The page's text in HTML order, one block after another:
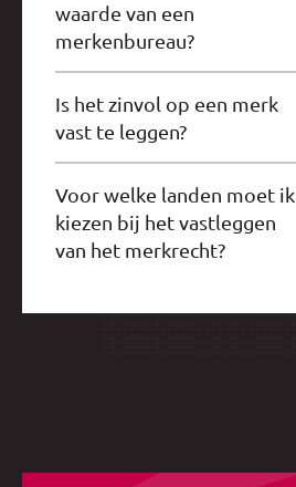
waarde van een
merkenbureau?
Is het zinvol op een merk
vast te leggen?
Voor welke landen moet ik
kiezen bij het vastleggen
van het merkrecht?